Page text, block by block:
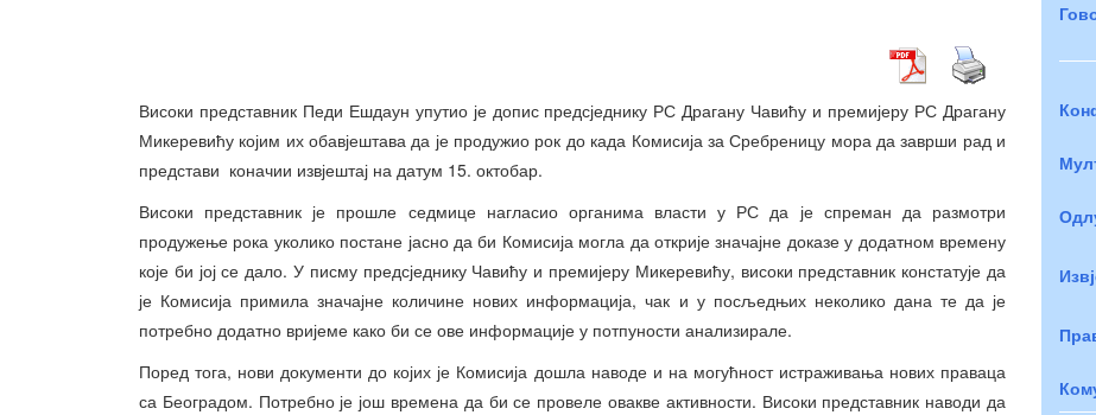
Високи представник Педи Ешдаун упутио је допис предсједнику РС Драгану Чавићу и премијеру РС Драгану
Микеревићу којим их обавјештава да је продужио рок до када Комисија за Сребреницу мора да заврши рад и
представи коначии извјештај на датум 15. октобар.
Високи представник је прошле седмице нагласио органима власти у РС да је спреман да размотри
продужење рока уколико постане јасно да би Комисија могла да открије значајне доказе у додатном времену
које би јој се дало. У писму предсједнику Чавићу и премијеру Микеревићу, високи представник констатује да
је Комисија примила значајне количине нових информација, чак и у посљедњих неколико дана те да је
потребно додатно вријеме како би се ове информације у потпуности анализирале.
Поред тога, нови документи до којих је Комисија дошла наводе и на могућност истраживања нових праваца
са Београдом. Потребно је још времена да би се провеле овакве активности. Високи представник наводи да